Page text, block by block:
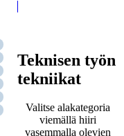
Teknisen työn
tekniikat
Valitse alakategoria
viemällä hiiri
vasemmalla olevien